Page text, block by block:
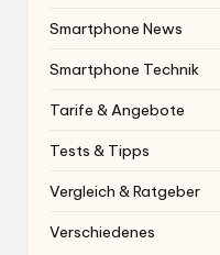
Smartphone News
Smartphone Technik
Tarife & Angebote
Tests & Tipps
Vergleich & Ratgeber
Verschiedenes